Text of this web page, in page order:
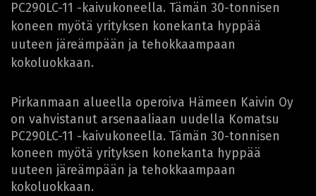
PC290LC-11 -kaivukoneella. Tämän 30-tonnisen
koneen myötä yrityksen konekanta hyppää
uuteen järeämpään ja tehokkaampaan
kokoluokkaan.
Pirkanmaan alueella operoiva Hämeen Kaivin Oy
on vahvistanut arsenaaliaan uudella Komatsu
PC290LC-11 -kaivukoneella. Tämän 30-tonnisen
koneen myötä yrityksen konekanta hyppää
uuteen järeämpään ja tehokkaampaan
kokoluokkaan.